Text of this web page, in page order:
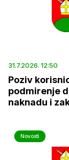
31.7.2026. 12:50
Poziv
podmirenje
naknadu i
Novosti